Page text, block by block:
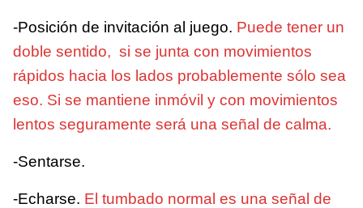
-Posición de invitación al juego. Puede tener un
doble sentido, si se junta con movimientos
rápidos hacia los lados probablemente sólo sea
eso. Si se mantiene inmóvil y con movimientos
lentos seguramente será una señal de calma.
-Sentarse.
-Echarse. El tumbado normal es una señal de